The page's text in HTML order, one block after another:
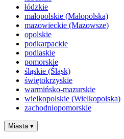
łódzkie
małopolskie (Małopolska)
mazowieckie (Mazowsze)
opolskie
podkarpackie
podlaskie
pomorskie
śląskie (Śląsk)
świętokrzyskie
warmińsko-mazurskie
wielkopolskie (Wielkopolska)
zachodniopomorskie
Miasta ▾